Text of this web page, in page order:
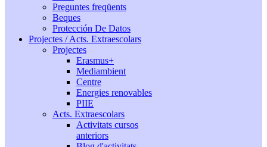
Preguntes freqüents
Beques
Protección De Datos
Projectes / Acts. Extraescolars
Projectes
Erasmus+
Mediambient
Centre
Energies renovables
PIIE
Acts. Extraescolars
Activitats cursos
anteriors